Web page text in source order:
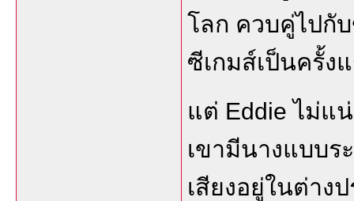
โลก ควบคู่ไปกั
ซีเกมส์เป็นครั้ง
แต่ Eddie ไม่แ
เขามีนางแบบร
เสียงอยู่ในต่าง